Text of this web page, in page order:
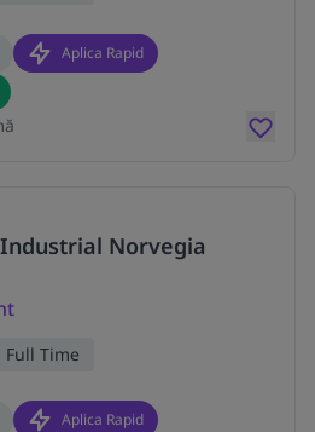
Aplica Rapid
Norvegia
Full Time
Aplica Rapid